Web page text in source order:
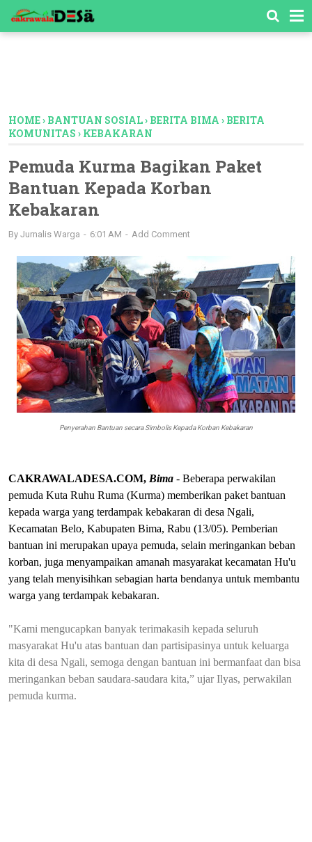
HOME› BANTUAN SOSIAL› BERITA BIMA › BERITA
KOMUNITAS › KEBAKARAN
Pemuda Kurma Bagikan Paket
Bantuan Kepada Korban
Kebakaran
By Jurnalis Warga 6:01 AM Add Comment
Penyerahan Bantuan secara Simbolis Kepada Korban Kebakaran
CAKRAWALADESA.COM, Bima - Beberapa perwakilan
pemuda Kuta Ruhu Ruma (Kurma) memberikan paket bantuan
kepada warga yang terdampak kebakaran di desa Ngali,
Kecamatan Belo, Kabupaten Bima, Rabu (13/05). Pemberian
bantuan ini merupakan upaya pemuda, selain meringankan beban
korban, juga menyampaikan amanah masyarakat kecamatan Hu'u
yang telah menyisihkan sebagian harta bendanya untuk membantu
warga yang terdampak kebakaran.
"Kami mengucapkan banyak terimakasih kepada seluruh
masyarakat Hu'u atas bantuan dan partisipasinya untuk keluarga
kita di desa Ngali, semoga dengan bantuan ini bermanfaat dan bisa
meringankan beban saudara-saudara kita,” ujar Ilyas, perwakilan
pemuda kurma.